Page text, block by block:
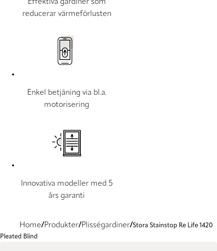
Effektiva gardiner som
reducerar värmeförlusten
Enkel betjäning via bl.a.
motorisering
Innovativa modeller med 5
års garanti
Home Produkter Plisségardiner Stora Stainstop Re Life 1420
Pleated Blind